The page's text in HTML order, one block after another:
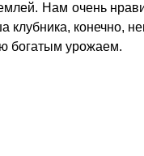
Нам очень
конечно,
богатым урожаем.